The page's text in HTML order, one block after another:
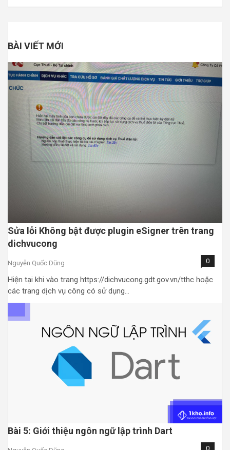
BÀI VIẾT MỚI
Sửa lỗi Không bật được plugin eSigner trên trang
dichvucong
Nguyễn Quốc Dũng 0
Hiện tại khi vào trang https://dichvucong.gdt.gov.vn/tthc hoặc
các trang dịch vụ công có sử dụng…
Bài 5: Giới thiệu ngôn ngữ lập trình Dart
0